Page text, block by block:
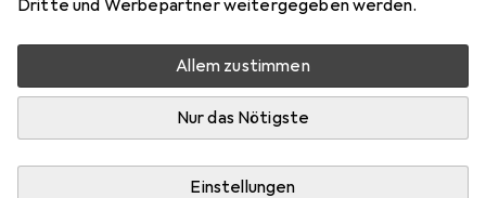
Dritte und Werbepartner weitergegeben werden.
Allem zustimmen
Nur das Nötigste
Einstellungen
Mehr als 10 Stück an Lager beim Drittanbieter
Lieferort angeben für genaue Lieferzeit